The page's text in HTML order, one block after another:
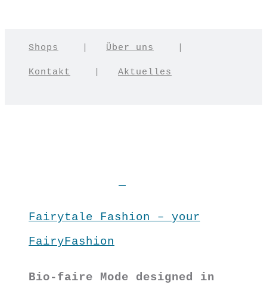
Shops Über uns
Kontakt Aktuelles
Fairytale Fashion – your
FairyFashion
Bio-faire Mode designed in